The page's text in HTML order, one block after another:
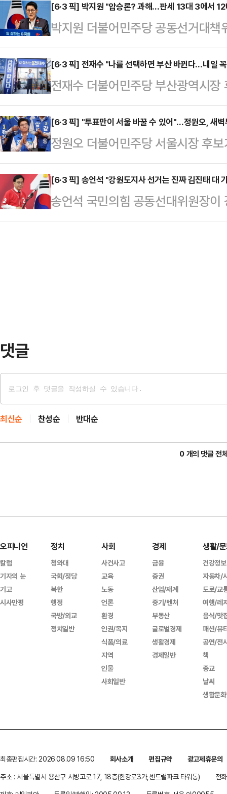
후보는 지난 선거운동 기간을 돌아
인 지지를 호소했다.먼저 박수현 더
회견을 열고 "새 술은 새 부대에 담
기회를 달라고 읍소했다.박수현 후
페이스 폭발사고 희생자들을 향한
위한 네거티…
[6·3 픽] 박지원 "압승론? 과해…판세 13대 3에서
박지원 더불어민주당 공동선거대
전국 판세와 관련해 "선거 초반에
하는 의미에서 좀 과다하게 평가를
기까지 보고 있다"고 밝혔다.박지
의 뉴스명당'에 출연해 선거 초반
이 수정하며 전국 판세를 진단했다
았고 지금 막판에 박근혜 전 대통
[6·3 픽] 전재수 "나를 선택하면 부산 바뀐다…내일
전재수 더불어민주당 부산광역시
바뀐다"며 본투표 참여와 지지를
스북을 통해 발표한 '선거운동 마지
이제 마지막 하루를 남겨두고 있다
늘 어렵고, 부산의 민심은 한없이
"그럴수록 더 낮은 자세로 듣고, 한
인들의 마른 한숨, 내일을 장담하지
다는 부모님들의…
[6·3 픽] "투표만이 서울 바꿀 수 있어"…정원오, 새
정원오 더불어민주당 서울시장 후
시민을 향해 "투표만이 서울을 바
거운동이 끝나는 자정까지 19개 일
만큼 절박함을 서울 시민에 보여주
자회견을 통해 "내일 반드시 투표
[6·3 픽] 송언석 "강원도지사 선거는 진짜 김진태 대
송언석 국민의힘 공동선대위원장
호 더불어민주당 후보의 강원 현안
댓글
최신순 찬성순 반대순
0 개의 댓글 전
오피니언
칼럼
기자의 눈
기고
시사만평
정치
청와대
국회/정당
북한
행정
국방/외교
정치일반
사회
사건사고
교육
노동
언론
환경
인권/복지
식품/의료
지역
인물
사회일반
경제
금융
증권
산업/재계
중기/벤처
부동산
글로벌경제
생활경제
경제일반
생활/
건강정보
자동차/
도로/교
여행/레
음식/맛
패션/뷰
공연/전
책
종교
날씨
생활문
최종편집시간: 2026.08.09 16:50 회사소개 편집규약
광고제휴문의
주소 : 서울특별시 용산구 서빙고로 17, 18층(한강로3가,센트럴파크 타워동)
전